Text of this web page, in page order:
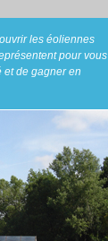
les éoliennes
pour vous
et de gagner en